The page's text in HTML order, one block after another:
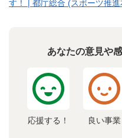
す！ | 都庁総合 (スポーツ推進
あなたの意見や
応援する！ 良い事業